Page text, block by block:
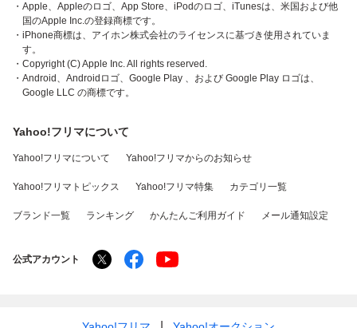
・Apple、Appleのロゴ、App Store、iPodのロゴ、iTunesは、米国および他
国のApple Inc.の登録商標です。
・iPhone商標は、アイホン株式会社のライセンスに基づき使用されていま
す。
・Copyright (C) Apple Inc. All rights reserved.
・Android、Androidロゴ、Google Play 、および Google Play ロゴは、
Google LLC の商標です。
Yahoo!フリマについて
Yahoo!フリマについて Yahoo!フリマからのお知らせ
Yahoo!フリマトピックス Yahoo!フリマ特集 カテゴリ一覧
ブランド一覧 ランキング かんたんご利用ガイド メール通知設定
公式アカウント